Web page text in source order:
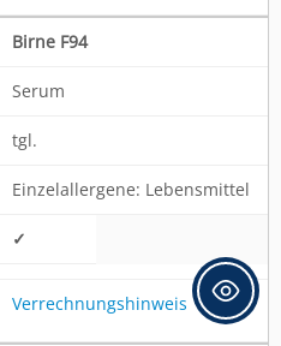
Birne F94
Serum
tgl.
Einzelallergene: Lebensmittel
✓
Verrechnungshinweis